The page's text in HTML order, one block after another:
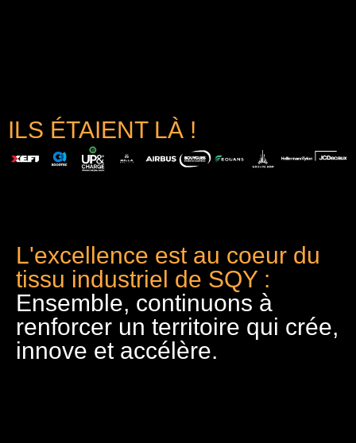
ILS ÉTAIENT LÀ !
L'excellence est au coeur du
tissu industriel de SQY :
Ensemble, continuons à
renforcer un territoire qui crée,
innove et accélère.